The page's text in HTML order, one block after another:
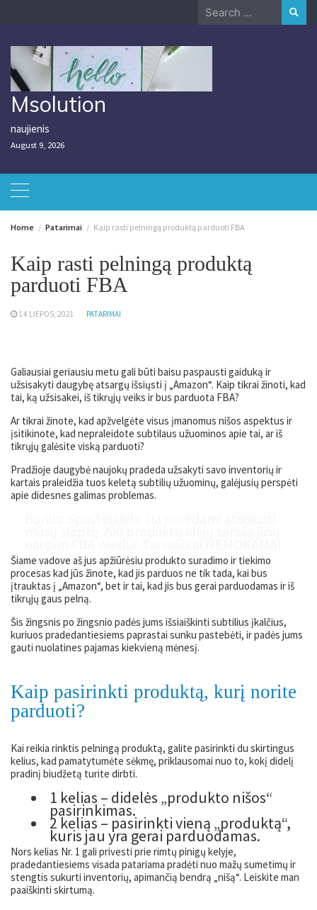
Search
Msolution
naujienis
August 9, 2026
Home Patarimai Kaip rasti pelningą produktą parduoti FBA
Kaip rasti pelningą produktą
parduoti FBA
14 LIEPOS, 2021 PATARIMAI
Galiausiai geriausiu metu gali būti baisu paspausti gaiduką ir
užsisakyti daugybę atsargų išsiųsti į „Amazon“. Kaip tikrai žinoti, kad
tai, ką užsisakei, iš tikrųjų veiks ir bus parduota FBA?
Ar tikrai žinote, kad apžvelgėte visus įmanomus nišos aspektus ir
įsitikinote, kad nepraleidote subtilaus užuominos apie tai, ar iš
tikrųjų galėsite viską parduoti?
Pradžioje daugybė naujokų pradeda užsakyti savo inventorių ir
kartais praleidžia tuos keletą subtilių užuominų, galėjusių perspėti
apie didesnes galimas problemas.
Šiame vadove aš jus apžiūrėsiu produkto suradimo ir tiekimo
procesas kad jūs žinote, kad jis parduos ne tik tada, kai bus
įtrauktas į „Amazon“, bet ir tai, kad jis bus gerai parduodamas ir iš
tikrųjų gaus pelną.
Šis žingsnis po žingsnio padės jums išsiaiškinti subtilius įkalčius,
kuriuos pradedantiesiems paprastai sunku pastebėti, ir padės jums
gauti nuolatines pajamas kiekvieną mėnesį.
Kaip pasirinkti produktą, kurį norite
parduoti?
Kai reikia rinktis pelningą produktą, galite pasirinkti du skirtingus
kelius, kad pamatytumėte sėkmę, priklausomai nuo to, kokį didelį
pradinį biudžetą turite dirbti.
1 kelias – didelės „produkto nišos“
pasirinkimas.
2 kelias – pasirinkti vieną „produktą“,
kuris jau yra gerai parduodamas.
Nors kelias Nr. 1 gali privesti prie rimtų pinigų kelyje,
pradedantiesiems visada patariama pradėti nuo mažų sumetimų ir
stengtis sukurti inventorių, apimančią bendrą „nišą“. Leiskite man
paaiškinti skirtumą.